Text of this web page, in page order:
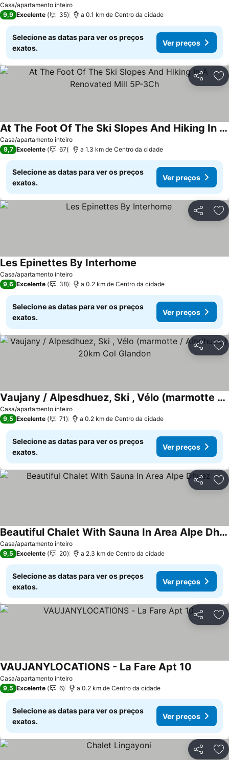
Casa/apartamento inteiro
9,9 Excelente 35 a 0.1 km de Centro da cidade
Selecione as datas para ver os preços
exatos.
Ver preços
Partilhar
Casa/apartamento inteiro
At The Foot Of The Ski Slopes And Hiking In A Renovated Mill 5P-3Ch
9,7 Excelente 67 a 1.3 km de Centro da cidade
Selecione as datas para ver os preços
exatos.
Ver preços
Partilhar
Casa/apartamento inteiro
Les Epinettes By Interhome
9,6 Excelente 38 a 0.2 km de Centro da cidade
Selecione as datas para ver os preços
exatos.
Ver preços
Partilhar
Casa/apartamento inteiro
Vaujany / Alpesdhuez, Ski , Vélo (marmotte / Alpdhuze ) 20km Col Glandon
9,5 Excelente 71 a 0.2 km de Centro da cidade
Selecione as datas para ver os preços
exatos.
Ver preços
Partilhar
Casa/apartamento inteiro
Beautiful Chalet With Sauna In Area Alpe Dhuez
9,5 Excelente 20 a 2.3 km de Centro da cidade
Selecione as datas para ver os preços
exatos.
Ver preços
Partilhar
Casa/apartamento inteiro
VAUJANYLOCATIONS - La Fare Apt 10
9,5 Excelente 6 a 0.2 km de Centro da cidade
Selecione as datas para ver os preços
exatos.
Ver preços
Partilhar